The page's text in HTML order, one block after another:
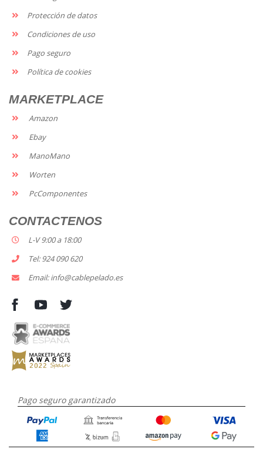
Protección de datos
Condiciones de uso
Pago seguro
Política de cookies
MARKETPLACE
Amazon
Ebay
ManoMano
Worten
PcComponentes
CONTACTENOS
L-V 9:00 a 18:00
Tel: 924 090 620
Email: info@cablepelado.es
Pago seguro garantizado